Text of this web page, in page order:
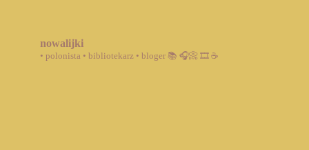
nowalijki
• polonista • bibliotekarz • bloger 📚 🎧📀 🎞️ ☕️